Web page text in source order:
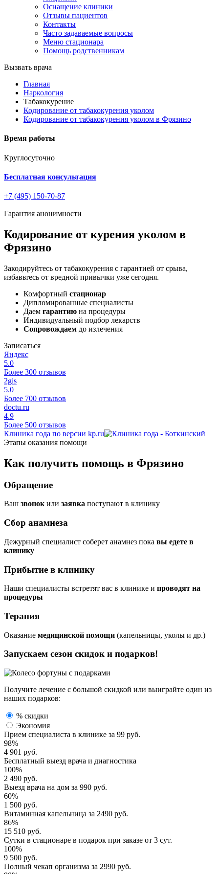
Оснащение клиники
Отзывы пациентов
Контакты
Часто задаваемые вопросы
Меню стационара
Помощь родственникам
Вызвать врача
Главная
Наркология
Табакокурение
Кодирование от табакокурения уколом
Кодирование от табакокурения уколом в Фрязино
Время работы
Круглосуточно
Бесплатная консультация
+7 (495) 150-70-87
Гарантия анонимности
Кодирование от курения уколом в
Фрязино
Закодируйтесь от табакокурения с гарантией от срыва,
избавьтесь от вредной привычки уже сегодня.
Комфортный стационар
Дипломированные специалисты
Даем гарантию на процедуры
Индивидуальный подбор лекарств
Сопровождаем до излечения
Записаться
Яндекс
5.0
Более 300 отзывов
2gis
5.0
Более 700 отзывов
doctu.ru
4.9
Более 500 отзывов
Клиника года по версии kp.ru
Этапы оказания помощи
Как получить помощь в Фрязино
Обращение
Ваш звонокили заявка поступают в клинику
Сбор анамнеза
Дежурный специалист соберет анамнез пока вы едете в
клинику
Прибытие в клинику
Наши специалисты встретят вас в клинике и проводят на
процедуры
Терапия
Оказание медицинской помощи (капельницы, уколы и др.)
Запускаем сезон скидок и подарков!
Получите лечение с большой скидкой или выиграйте один из
наших подарков:
% скидки
Экономия
Прием специалиста в клинике за 99 руб.
98%
4 901 руб.
Бесплатный выезд врача и диагностика
100%
2 490 руб.
Выезд врача на дом за 990 руб.
60%
1 500 руб.
Витаминная капельница за 2490 руб.
86%
15 510 руб.
Сутки в стационаре в подарок при заказе от 3 сут.
100%
9 500 руб.
Полный чекап организма за 2990 руб.